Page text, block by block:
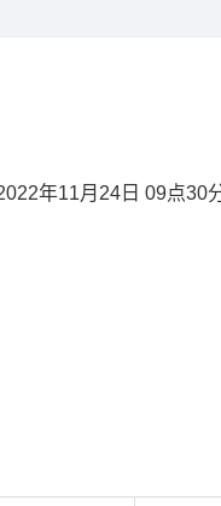
年11月24日 09点30